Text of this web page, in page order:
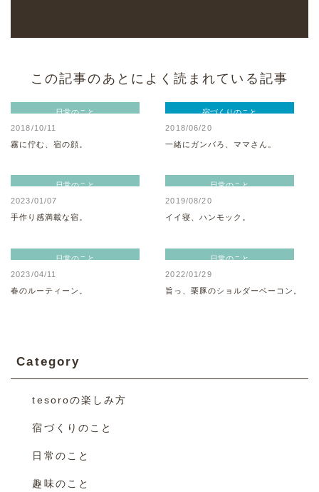
この記事のあとによく読まれている記事
日常のこと
2018/10/11
霧に佇む、宿の顔。
宿づくりのこと
2018/06/20
一緒にガンバろ、ママさん。
日常のこと
2023/01/07
手作り感満載な宿。
日常のこと
2019/08/20
イイ寝、ハンモック。
日常のこと
2023/04/11
春のルーティーン。
日常のこと
2022/01/29
旨っ、栗豚のショルダーベーコン。
Category
tesoroの楽しみ方
宿づくりのこと
日常のこと
趣味のこと